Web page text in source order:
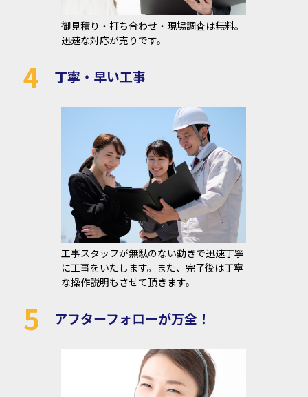
御見積り・打ち合わせ・現場調査は無料。
迅速な対応が売りです。
4 丁寧・早い工事
工事スタッフが無駄のない動きで迅速丁寧
に工事をいたします。また、完了後は丁寧
な操作説明もさせて頂きます。
5 アフターフォローが万全！